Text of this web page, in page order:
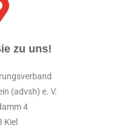
zu uns!
(advsh) e. V.
4
Kiel